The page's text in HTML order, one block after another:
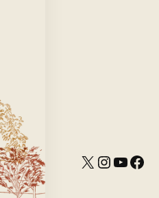
X Instagram YouTube Facebook